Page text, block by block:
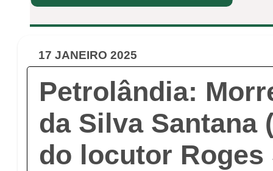
17 JANEIRO 2025
Petrolândia:
da Silva Santana
do locutor Roges